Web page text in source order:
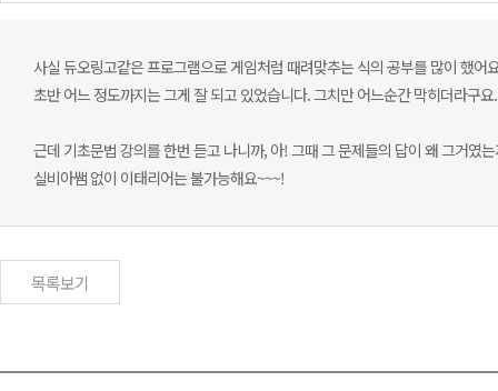
사실 듀오링고같은 프로그램으로 게임처럼 때려맞추는 식의 공부를 많이 했어
초반 어느 정도까지는 그게 잘 되고 있었습니다. 그치만 어느순간 막히더라구
근데 기초문법 강의를 한번 듣고 나니까, 아! 그때 그 문제들의 답이 왜 그거였
실비아쌤 없이 이태리어는 불가능해요~~~!
목록보기